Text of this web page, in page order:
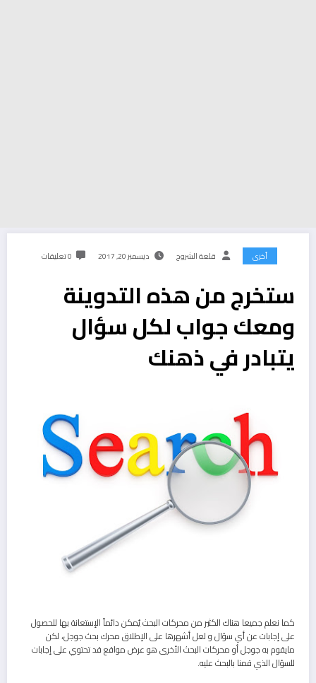
أخرى قلعة الشروح ديسمبر 20, 2017 0 تعليقات
ستخرج من هذه التدوينة
ومعك جواب لكل سؤال
يتبادر في ذهنك
كما نعلم جميعا هناك الكثير من محركات البحث يُمكن دائماً الإستعانة بها للحصول
على إجابات عن أي سؤال و لعل أشهرها على الإطلاق محرك بحث جوجل، لكن
مايقوم به جوجل أو محركات البحث الأخرى هو عرض مواقع قد تحتوي على إجابات
للسؤال الذي قمنا بالبحث عليه.